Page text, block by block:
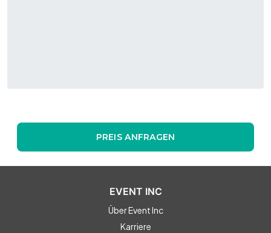
PREIS ANFRAGEN
EVENT INC
Über Event Inc
Karriere